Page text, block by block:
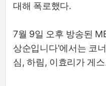
대해 폭로했다.
7월 9일 오후 방송된
상순입니다'에서는 코
심, 하림, 이효리가 게